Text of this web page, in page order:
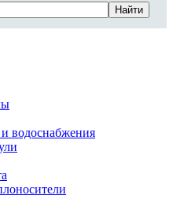
Найти
водоснабжения